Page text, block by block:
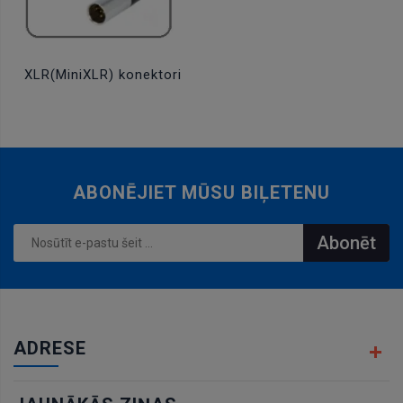
XLR(MiniXLR) konektori
ABONĒJIET MŪSU BIĻETENU
Abonēt
ADRESE